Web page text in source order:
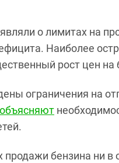
о лимитах на
Наиболее
рост цен на
ограничения на
объясняют
бензина ни в